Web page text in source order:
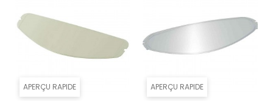
APERÇU RAPIDE APERÇU RAPIDE